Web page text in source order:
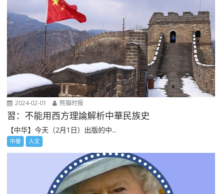
2024-02-01 熊猫时报
習：不能用西方理論解析中華民族史
【中华】今天（2月1日）出版的中...
中華 人文